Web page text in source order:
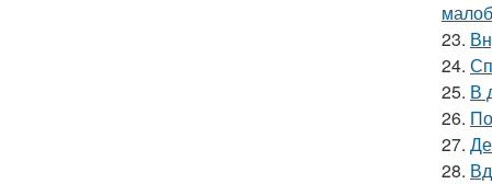
23.
24.
25. В
26.
27.
28.